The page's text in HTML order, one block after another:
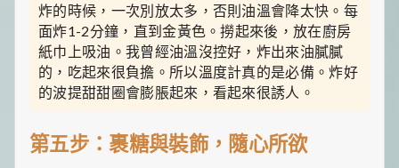
炸的時候，一次別放太多，否則油溫會降太快。每
面炸1-2分鐘，直到金黃色。撈起來後，放在廚房
紙巾上吸油。我曾經油溫沒控好，炸出來油膩膩
的，吃起來很負擔。所以溫度計真的是必備。炸好
的波提甜甜圈會膨脹起來，看起來很誘人。
第五步：裹糖與裝飾，隨心所欲